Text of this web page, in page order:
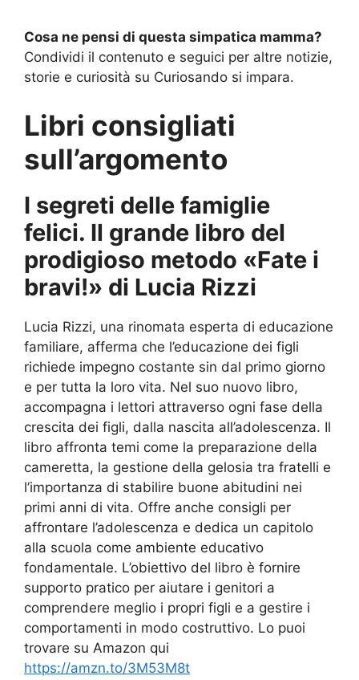
Cosa ne pensi di questa simpatica mamma?
Condividi il contenuto e seguici per altre notizie,
storie e curiosità su Curiosando si impara.
Libri consigliati
sull’argomento
I segreti delle famiglie
felici. Il grande libro del
prodigioso metodo «Fate i
bravi!» di Lucia Rizzi
Lucia Rizzi, una rinomata esperta di educazione
familiare, afferma che l’educazione dei figli
richiede impegno costante sin dal primo giorno
e per tutta la loro vita. Nel suo nuovo libro,
accompagna i lettori attraverso ogni fase della
crescita dei figli, dalla nascita all’adolescenza. Il
libro affronta temi come la preparazione della
cameretta, la gestione della gelosia tra fratelli e
l’importanza di stabilire buone abitudini nei
primi anni di vita. Offre anche consigli per
affrontare l’adolescenza e dedica un capitolo
alla scuola come ambiente educativo
fondamentale. L’obiettivo del libro è fornire
supporto pratico per aiutare i genitori a
comprendere meglio i propri figli e a gestire i
comportamenti in modo costruttivo. Lo puoi
trovare su Amazon qui
https://amzn.to/3M53M8t